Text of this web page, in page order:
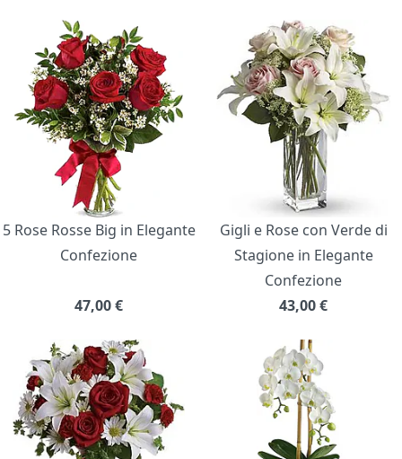
5 Rose Rosse Big in Elegante
Confezione
47,00€
Gigli e Rose con Verde di
Stagione in Elegante
Confezione
43,00€